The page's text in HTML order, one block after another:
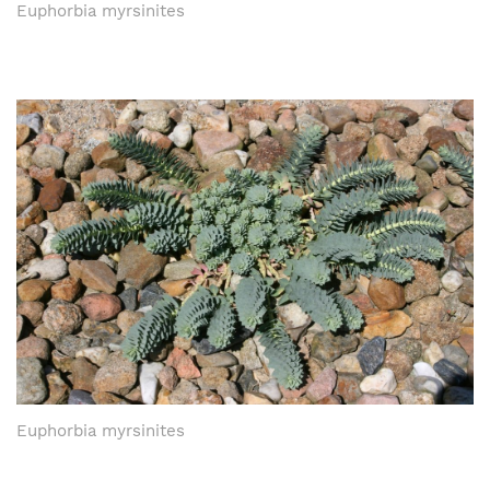
Euphorbia myrsinites
Euphorbia myrsinites